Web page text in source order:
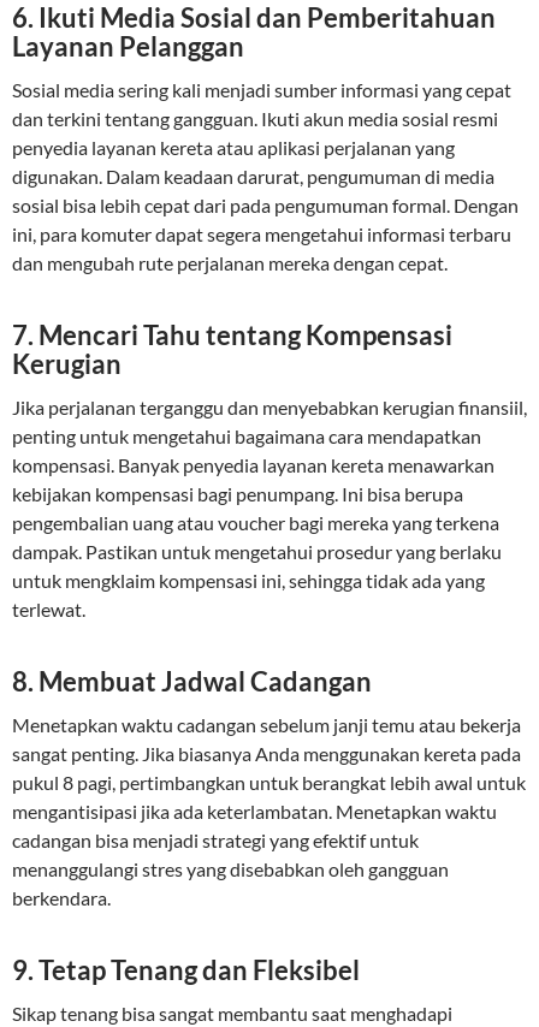
6. Ikuti Media Sosial dan Pemberitahuan
Layanan Pelanggan
Sosial media sering kali menjadi sumber informasi yang cepat
dan terkini tentang gangguan. Ikuti akun media sosial resmi
penyedia layanan kereta atau aplikasi perjalanan yang
digunakan. Dalam keadaan darurat, pengumuman di media
sosial bisa lebih cepat dari pada pengumuman formal. Dengan
ini, para komuter dapat segera mengetahui informasi terbaru
dan mengubah rute perjalanan mereka dengan cepat.
7. Mencari Tahu tentang Kompensasi
Kerugian
Jika perjalanan terganggu dan menyebabkan kerugian finansiil,
penting untuk mengetahui bagaimana cara mendapatkan
kompensasi. Banyak penyedia layanan kereta menawarkan
kebijakan kompensasi bagi penumpang. Ini bisa berupa
pengembalian uang atau voucher bagi mereka yang terkena
dampak. Pastikan untuk mengetahui prosedur yang berlaku
untuk mengklaim kompensasi ini, sehingga tidak ada yang
terlewat.
8. Membuat Jadwal Cadangan
Menetapkan waktu cadangan sebelum janji temu atau bekerja
sangat penting. Jika biasanya Anda menggunakan kereta pada
pukul 8 pagi, pertimbangkan untuk berangkat lebih awal untuk
mengantisipasi jika ada keterlambatan. Menetapkan waktu
cadangan bisa menjadi strategi yang efektif untuk
menanggulangi stres yang disebabkan oleh gangguan
berkendara.
9.Tetap Tenang dan Fleksibel
Sikap tenang bisa sangat membantu saat menghadapi